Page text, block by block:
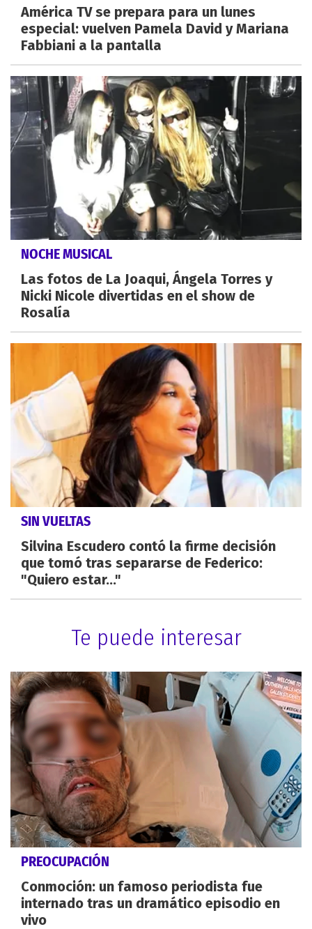
América TV se prepara para un lunes
especial: vuelven Pamela David y Mariana
Fabbiani a la pantalla
NOCHE MUSICAL
Las fotos de La Joaqui, Ángela Torres y
Nicki Nicole divertidas en el show de
Rosalía
SIN VUELTAS
Silvina Escudero contó la firme decisión
que tomó tras separarse de Federico:
"Quiero estar..."
Te puede interesar
PREOCUPACIÓN
Conmoción: un famoso periodista fue
internado tras un dramático episodio en
vivo